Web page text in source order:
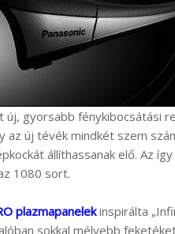
gyorsabb fénykibocsátási
új tévék mindkét szem
állíthassanak elő. Az
1080 sort.
plazmapanelekinspirálta
sokkal mélyebb